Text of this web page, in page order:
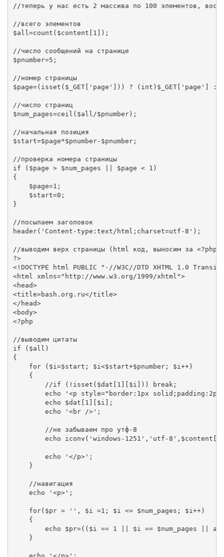
//теперь у нас есть 2 массива по 100 элементов,
//всего элементов
$all=count($content[1]);
//число сообщений на странице
$pnumber=5;
//номер страницы
$page=(isset($_GET['page'])) ? (int)$_GET['page'] :
//число страниц
$num_pages=ceil($all/$pnumber);
//начальная позиция
$start=$page*$pnumber-$pnumber;
//проверка номера страницы
if ($page > $num_pages || $page < 1)
{
    $page=1;
    $start=0;
}
//посылаем заголовок
header('Content-type:text/html;charset=utf-8');
//выводим верх страницы (html код, выносим за <?php
?>
<!DOCTYPE html PUBLIC "-//W3C//DTD XHTML 1.0
<html xmlns="http://www.w3.org/1999/xhtml">
<head>
<title>bash.org.ru</title>
</head>
<body>
<?php
//выводим цитаты
if ($all)
{
    for ($i=$start; $i<$start+$pnumber; $i++)
    {
        //if (!isset($dat[1][$i])) break;
echo '<p style="border:1px
        echo $dat[1][$i];
        echo '<br />';
        //не забываем про утф-8
echo iconv('windows-1251','utf-
        echo '</p>';
    }
    //навигация
    echo '<p>';
    for($pr = '', $i =1; $i <= $num_pages; $i++)
    {
echo $pr=(($i == 1 || $i == $num_pages ||
    }